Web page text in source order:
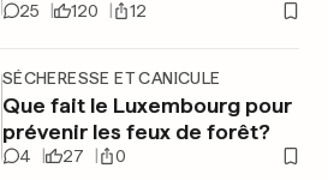
25 120 12
SÉCHERESSE ET CANICULE
Que fait le Luxembourg pour
prévenir les feux de forêt?
4 27 0